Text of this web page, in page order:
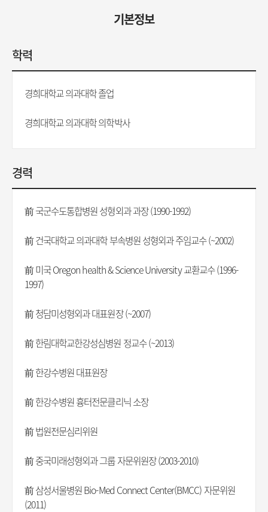
기본정보
학력
경희대학교 의과대학 졸업
경희대학교 의과대학 의학박사
경력
前 국군수도통합병원 성형외과 과장 (1990-1992)
前 건국대학교 의과대학 부속병원 성형외과 주임교수 (~2002)
前 미국 Oregon health & Science University 교환교수 (1996-
1997)
前 청담미성형외과 대표원장 (~2007)
前 한림대학교한강성심병원 정교수 (~2013)
前 한강수병원 대표원장
前 한강수병원 흉터전문클리닉 소장
前 법원전문심리위원
前 중국미래성형외과 그룹 자문위원장 (2003-2010)
前 삼성서울병원 Bio-Med Connect Center(BMCC) 자문위원
(2011)